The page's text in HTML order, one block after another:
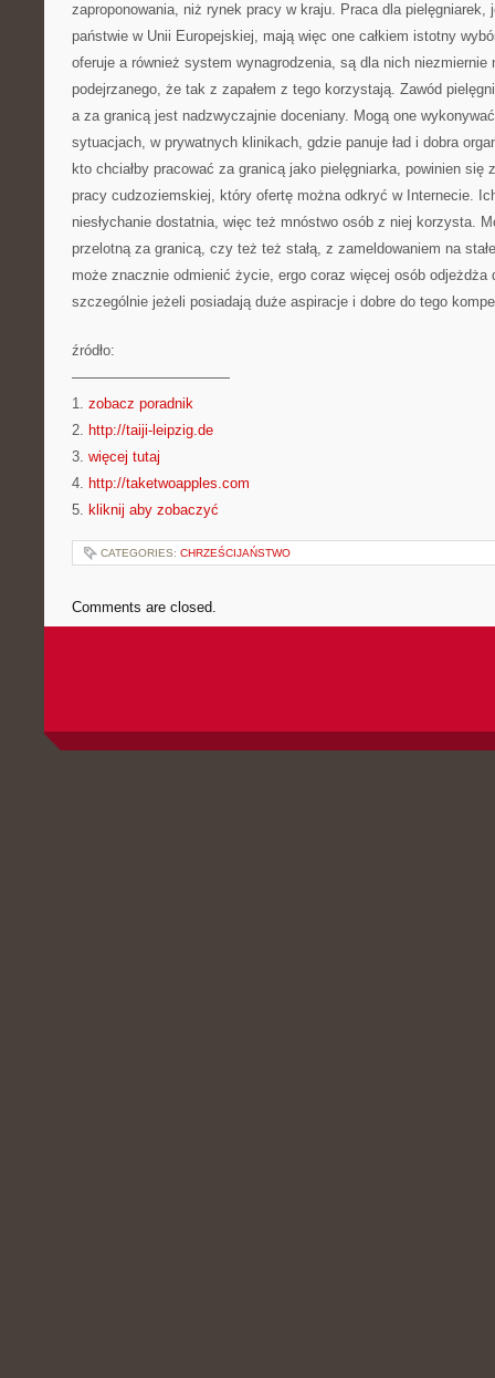
zaproponowania, niż rynek pracy w kraju. Praca dla
państwie w Unii Europejskiej, mają więc one całkiem istotny
oferuje a również system wynagrodzenia, są dla nich niezmiernie
podejrzanego, że tak z zapałem z tego korzystają. Zawód
a za granicą jest nadzwyczajnie doceniany. Mogą one
sytuacjach, w prywatnych klinikach, gdzie panuje ład i dobra
kto chciałby pracować za granicą jako pielęgniarka, powinien się
pracy cudzoziemskiej, który ofertę można odkryć w Internecie.
niesłychanie dostatnia, więc też mnóstwo osób z niej korzysta.
przelotną za granicą, czy też też stałą, z zameldowaniem na
może znacznie odmienić życie, ergo coraz więcej osób odjeżdża
szczególnie jeżeli posiadają duże aspiracje i dobre do tego
źródło:
———————————
1. zobacz poradnik
2. http://taiji-leipzig.de
3. więcej tutaj
4. http://taketwoapples.com
5. kliknij aby zobaczyć
CATEGORIES: CHRZEŚCIJAŃSTWO
Comments are closed.